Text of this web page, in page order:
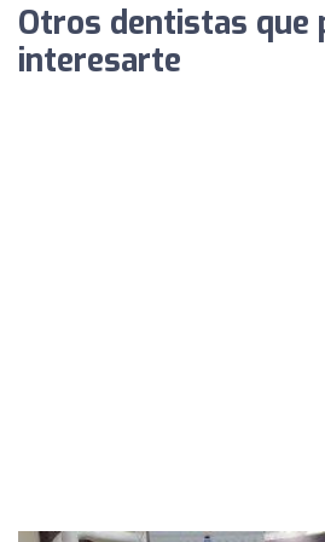
Otros dentistas que
interesarte